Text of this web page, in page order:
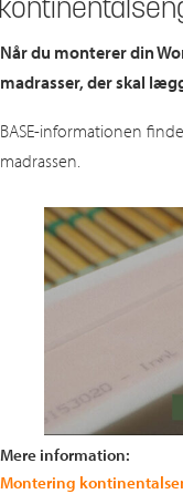
Når du monterer din
madrasser, der skal
BASE‑informationen
madrassen.
Mere information:
Montering